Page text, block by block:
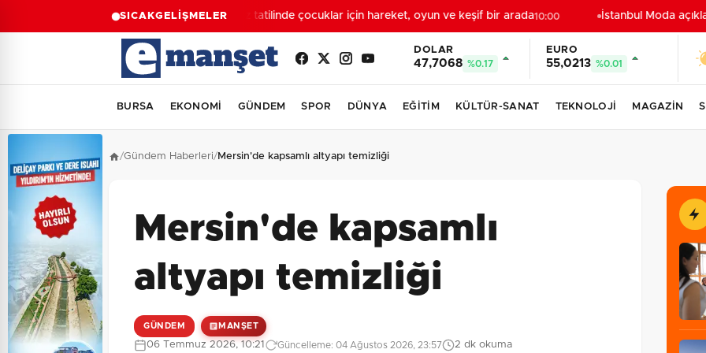
SICAKGELİŞMELERYaz tatilinde çocuklar için hareket, oyun ve keşif bir arada10:00 İstanbul Moda
DOLAR
47,7068 %0.17
EURO
55,0213 %0.01
BURSA EKONOMİ GÜNDEM SPOR DÜNYA EĞİTİM KÜLTÜR-SANAT TEKNOLOJİ MAGAZİN
/Gündem Haberleri/Mersin'de kapsamlı altyapı temizliği
Mersin'de kapsamlı
altyapı temizliği
GÜNDEM MANŞET
06 Temmuz 2026, 10:21 Güncelleme: 04 Ağustos 2026, 23:57
2 dk okuma